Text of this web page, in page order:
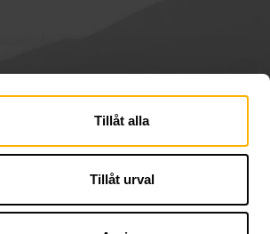
Tillåt alla
Tillåt urval